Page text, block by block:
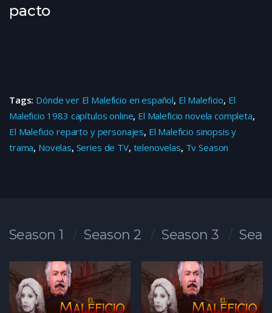
pacto
Tags: Dónde ver El Maleficio en español, El Maleficio, El
Maleficio 1983 capítulos online, El Maleficio novela completa,
El Maleficio reparto y personajes, El Maleficio sinopsis y
trama, Novelas, Series de TV, telenovelas, Tv Season
Season 1 Season 2 Season 3